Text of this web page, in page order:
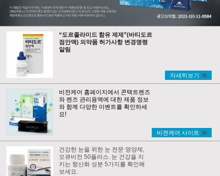
“도르졸라미드 함유 제제”(바티도르
점안액) 의약품 허가사항 변경명령
알림
자세히보기
비전케어 홈페이지에서 콘택트렌즈
와 렌즈 관리용액에 대한 제품 정보
와 함께 다양한 이벤트를 확인하세
요!
비젼케어 사이트
건강한 눈을 위한 눈 전문 영양제,
오큐비전 50플러스. 눈 건강을 지
키는 항산화 성분 5가지를 확인해
보세요.